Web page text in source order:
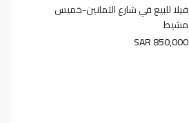
فيلا للبيع في شارع الثمانين-خميس
مشيط
SAR 850,000